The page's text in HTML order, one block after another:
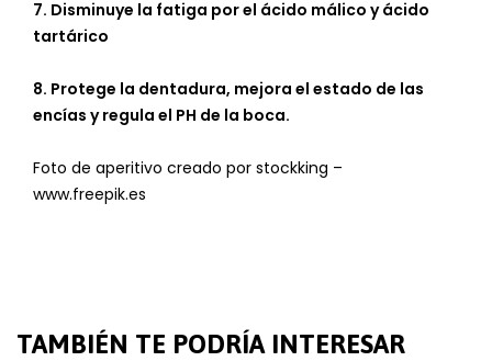
7. Disminuye la fatiga por el ácido málico y ácido
tartárico
8. Protege la dentadura, mejora el estado de las
encías y regula el PH de la boca.
Foto de aperitivo creado por stockking –
www.freepik.es
TAMBIÉN TE PODRÍA INTERESAR